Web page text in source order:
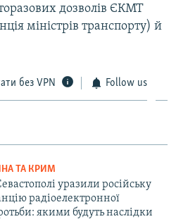
дозволів ЄКМТ
міністрів транспорту) й
без VPN Follow us
ТА КРИМ
уразили російську
радіоелектронної
якими будуть наслідки